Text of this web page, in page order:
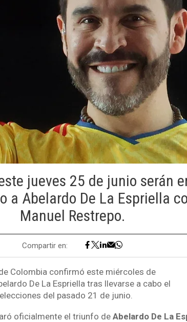
jueves 25 de junio serán
a Abelardo De La Espriella
Manuel Restrepo.
Compartir en:
Colombia confirmó este miércoles de
De La Espriella tras llevarse a cabo el
del pasado 21 de junio.
oficialmente el triunfo de Abelardo De La